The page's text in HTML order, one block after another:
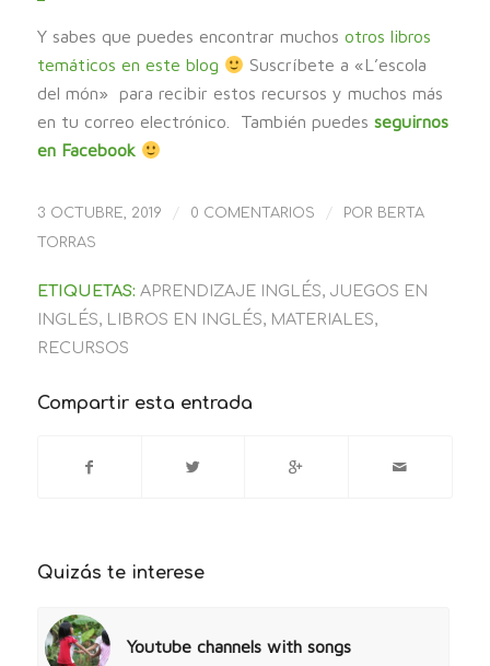
Y sabes que puedes encontrar muchos otros libros
temáticos en este blog
Suscríbete a «L’escola
del món» para recibir estos recursos y muchos más
en tu correo electrónico. También puedes seguirnos
en Facebook
3 OCTUBRE, 2019 / 0 COMENTARIOS / POR BERTA
TORRAS
ETIQUETAS: APRENDIZAJE INGLÉS, JUEGOS EN
INGLÉS, LIBROS EN INGLÉS, MATERIALES,
RECURSOS
Compartir esta entrada
Quizás te interese
Youtube channels with songs